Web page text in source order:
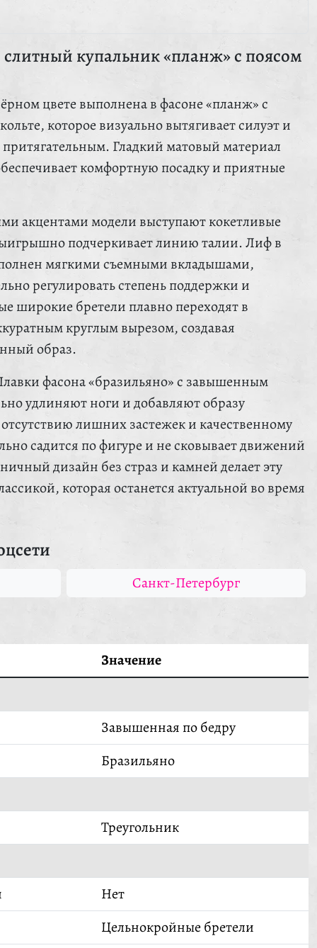
купальник «планж» с поясом
цвете выполнена в фасоне «планж» с
которое визуально вытягивает силуэт и
притягательным. Гладкий матовый материал
комфортную посадку и приятные
акцентами модели выступают кокетливые
подчеркивает линию талии. Лиф в
мягкими съемными вкладышами,
регулировать степень поддержки и
широкие бретели плавно переходят в
круглым вырезом, создавая
образ.
фасона «бразильяно» с завышенным
удлиняют ноги и добавляют образу
лишних застежек и качественному
садится по фигуре и не сковывает движений
дизайн без страз и камней делает эту
которая останется актуальной во время
Санкт-Петербург
Значение
Завышенная по бедру
Бразильяно
Треугольник
Нет
Цельнокройные бретели